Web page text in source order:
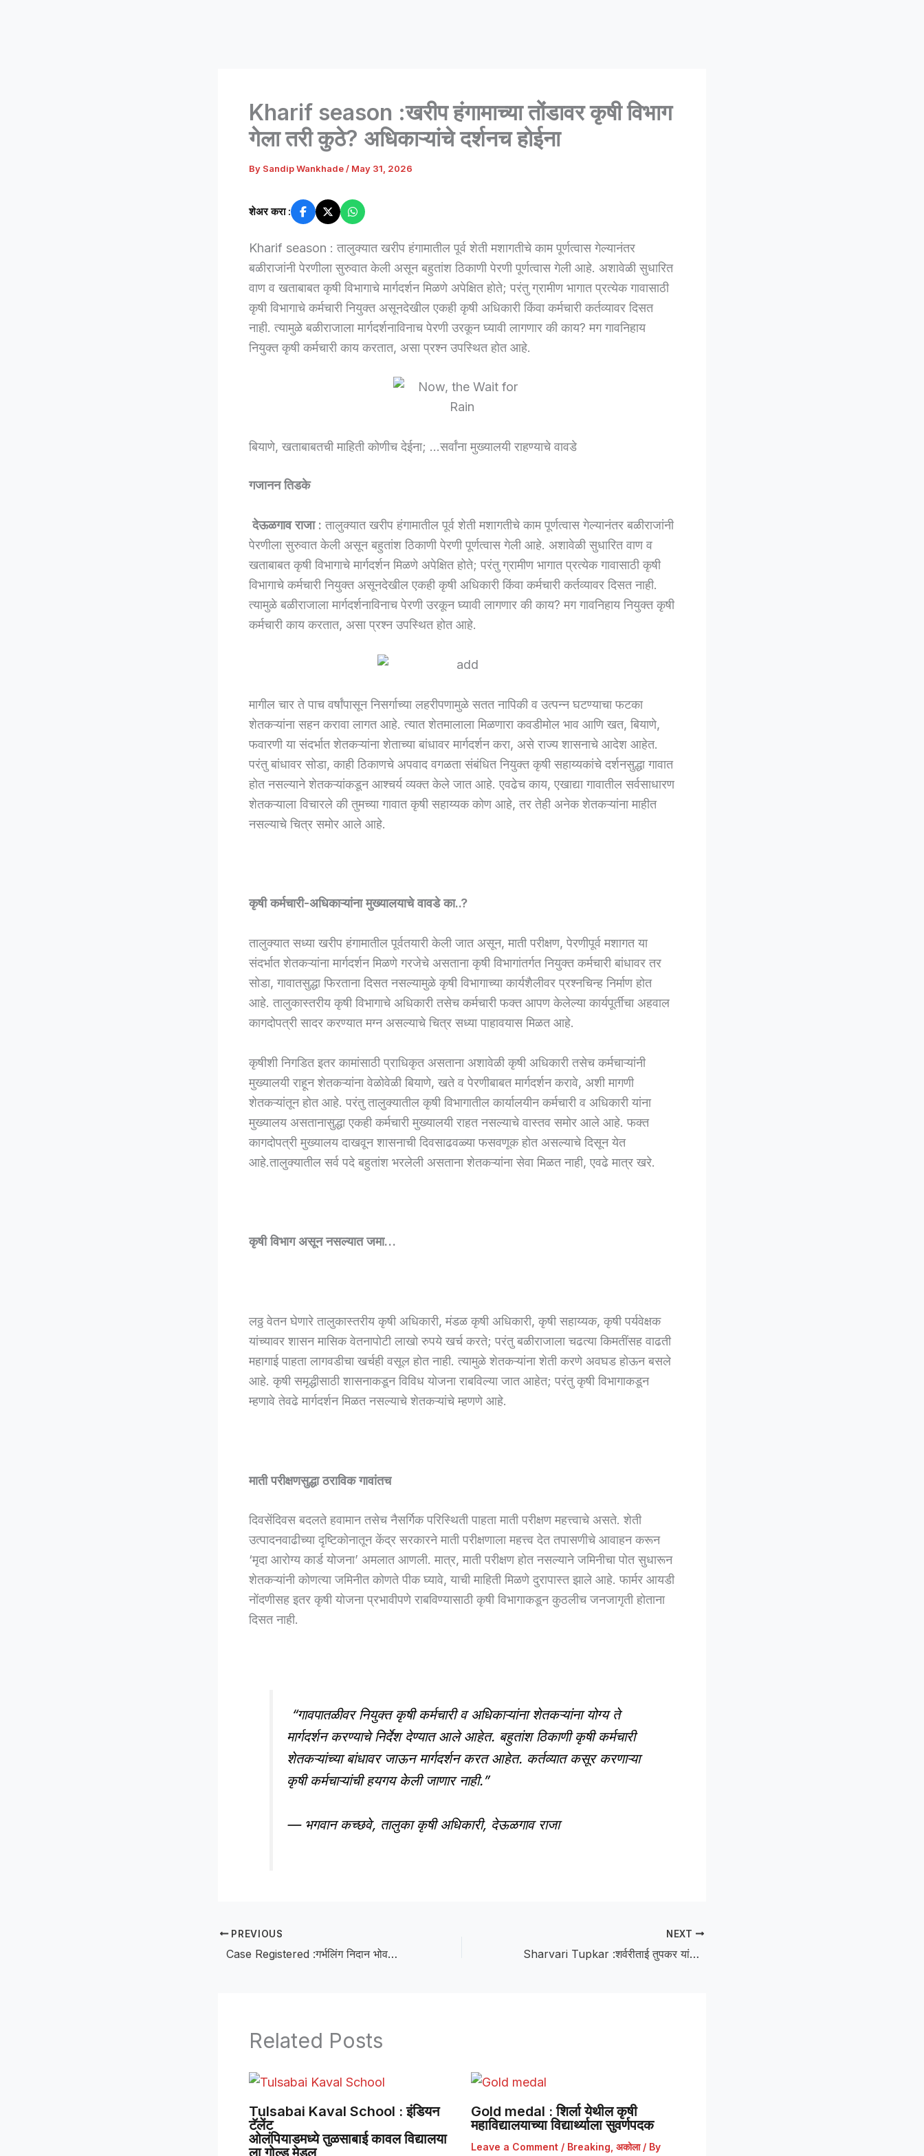
Kharif season :खरीप हंगामाच्या तोंडावर कृषी विभाग
गेला तरी कुठे? अधिकाऱ्यांचे दर्शनच होईना
By Sandip Wankhade / May 31, 2026
शेअर करा :
Kharif season : तालुक्यात खरीप हंगामातील पूर्व शेती मशागतीचे काम पूर्णत्वास गेल्यानंतर
बळीराजांनी पेरणीला सुरुवात केली असून बहुतांश ठिकाणी पेरणी पूर्णत्वास गेली आहे. अशावेळी सुधारित
वाण व खताबाबत कृषी विभागाचे मार्गदर्शन मिळणे अपेक्षित होते; परंतु ग्रामीण भागात प्रत्येक गावासाठी
कृषी विभागाचे कर्मचारी नियुक्त असूनदेखील एकही कृषी अधिकारी किंवा कर्मचारी कर्तव्यावर दिसत
नाही. त्यामुळे बळीराजाला मार्गदर्शनाविनाच पेरणी उरकून घ्यावी लागणार की काय? मग गावनिहाय
नियुक्त कृषी कर्मचारी काय करतात, असा प्रश्न उपस्थित होत आहे.
बियाणे, खताबाबतची माहिती कोणीच देईना; …सर्वांना मुख्यालयी राहण्याचे वावडे
गजानन तिडके
देऊळगाव राजा : तालुक्यात खरीप हंगामातील पूर्व शेती मशागतीचे काम पूर्णत्वास गेल्यानंतर बळीराजांनी
पेरणीला सुरुवात केली असून बहुतांश ठिकाणी पेरणी पूर्णत्वास गेली आहे. अशावेळी सुधारित वाण व
खताबाबत कृषी विभागाचे मार्गदर्शन मिळणे अपेक्षित होते; परंतु ग्रामीण भागात प्रत्येक गावासाठी कृषी
विभागाचे कर्मचारी नियुक्त असूनदेखील एकही कृषी अधिकारी किंवा कर्मचारी कर्तव्यावर दिसत नाही.
त्यामुळे बळीराजाला मार्गदर्शनाविनाच पेरणी उरकून घ्यावी लागणार की काय? मग गावनिहाय नियुक्त कृषी
कर्मचारी काय करतात, असा प्रश्न उपस्थित होत आहे.
मागील चार ते पाच वर्षांपासून निसर्गाच्या लहरीपणामुळे सतत नापिकी व उत्पन्न घटण्याचा फटका
शेतकऱ्यांना सहन करावा लागत आहे. त्यात शेतमालाला मिळणारा कवडीमोल भाव आणि खत, बियाणे,
फवारणी या संदर्भात शेतकऱ्यांना शेताच्या बांधावर मार्गदर्शन करा, असे राज्य शासनाचे आदेश आहेत.
परंतु बांधावर सोडा, काही ठिकाणचे अपवाद वगळता संबंधित नियुक्त कृषी सहाय्यकांचे दर्शनसुद्धा गावात
होत नसल्याने शेतकऱ्यांकडून आश्चर्य व्यक्त केले जात आहे. एवढेच काय, एखाद्या गावातील सर्वसाधारण
शेतकऱ्याला विचारले की तुमच्या गावात कृषी सहाय्यक कोण आहे, तर तेही अनेक शेतकऱ्यांना माहीत
नसल्याचे चित्र समोर आले आहे.
कृषी कर्मचारी-अधिकाऱ्यांना मुख्यालयाचे वावडे का..?
तालुक्यात सध्या खरीप हंगामातील पूर्वतयारी केली जात असून, माती परीक्षण, पेरणीपूर्व मशागत या
संदर्भात शेतकऱ्यांना मार्गदर्शन मिळणे गरजेचे असताना कृषी विभागांतर्गत नियुक्त कर्मचारी बांधावर तर
सोडा, गावातसुद्धा फिरताना दिसत नसल्यामुळे कृषी विभागाच्या कार्यशैलीवर प्रश्नचिन्ह निर्माण होत
आहे. तालुकास्तरीय कृषी विभागाचे अधिकारी तसेच कर्मचारी फक्त आपण केलेल्या कार्यपूर्तीचा अहवाल
कागदोपत्री सादर करण्यात मग्न असल्याचे चित्र सध्या पाहावयास मिळत आहे.
कृषीशी निगडित इतर कामांसाठी प्राधिकृत असताना अशावेळी कृषी अधिकारी तसेच कर्मचाऱ्यांनी
मुख्यालयी राहून शेतकऱ्यांना वेळोवेळी बियाणे, खते व पेरणीबाबत मार्गदर्शन करावे, अशी मागणी
शेतकऱ्यांतून होत आहे. परंतु तालुक्यातील कृषी विभागातील कार्यालयीन कर्मचारी व अधिकारी यांना
मुख्यालय असतानासुद्धा एकही कर्मचारी मुख्यालयी राहत नसल्याचे वास्तव समोर आले आहे. फक्त
कागदोपत्री मुख्यालय दाखवून शासनाची दिवसाढवळ्या फसवणूक होत असल्याचे दिसून येत
आहे.तालुक्यातील सर्व पदे बहुतांश भरलेली असताना शेतकऱ्यांना सेवा मिळत नाही, एवढे मात्र खरे.
कृषी विभाग असून नसल्यात जमा…
लठ्ठ वेतन घेणारे तालुकास्तरीय कृषी अधिकारी, मंडळ कृषी अधिकारी, कृषी सहाय्यक, कृषी पर्यवेक्षक
यांच्यावर शासन मासिक वेतनापोटी लाखो रुपये खर्च करते; परंतु बळीराजाला चढत्या किमतींसह वाढती
महागाई पाहता लागवडीचा खर्चही वसूल होत नाही. त्यामुळे शेतकऱ्यांना शेती करणे अवघड होऊन बसले
आहे. कृषी समृद्धीसाठी शासनाकडून विविध योजना राबविल्या जात आहेत; परंतु कृषी विभागाकडून
म्हणावे तेवढे मार्गदर्शन मिळत नसल्याचे शेतकऱ्यांचे म्हणणे आहे.
माती परीक्षणसुद्धा ठराविक गावांतच
दिवसेंदिवस बदलते हवामान तसेच नैसर्गिक परिस्थिती पाहता माती परीक्षण महत्त्वाचे असते. शेती
उत्पादनवाढीच्या दृष्टिकोनातून केंद्र सरकारने माती परीक्षणाला महत्त्व देत तपासणीचे आवाहन करून
‘मृदा आरोग्य कार्ड योजना’ अमलात आणली. मात्र, माती परीक्षण होत नसल्याने जमिनीचा पोत सुधारून
शेतकऱ्यांनी कोणत्या जमिनीत कोणते पीक घ्यावे, याची माहिती मिळणे दुरापास्त झाले आहे. फार्मर आयडी
नोंदणीसह इतर कृषी योजना प्रभावीपणे राबविण्यासाठी कृषी विभागाकडून कुठलीच जनजागृती होताना
दिसत नाही.
“गावपातळीवर नियुक्त कृषी कर्मचारी व अधिकाऱ्यांना शेतकऱ्यांना योग्य ते
मार्गदर्शन करण्याचे निर्देश देण्यात आले आहेत. बहुतांश ठिकाणी कृषी कर्मचारी
शेतकऱ्यांच्या बांधावर जाऊन मार्गदर्शन करत आहेत. कर्तव्यात कसूर करणाऱ्या
कृषी कर्मचाऱ्यांची हयगय केली जाणार नाही.”
— भगवान कच्छवे, तालुका कृषी अधिकारी, देऊळगाव राजा
PREVIOUS
Case Registered :गर्भलिंग निदान भोवले; मालेगावातील डॉक्टरांसह पाच जणांवर गुन्हा दाखल
NEXT
Sharvari Tupkar :शर्वरीताई तुपकर यांची शिंदी येथे सांत्वनपर भेट; लंबे कुटुंबाला मदतीचे आश्वासन
Related Posts
Tulsabai Kaval School : इंडियन
टॅलेंट
ओलंपियाडमध्ये तुळसाबाई कावल विद्यालया
Gold medal : शिर्ला येथील कृषी
महाविद्यालयाच्या विद्यार्थ्याला सुवर्णपदक
Leave a Comment / Breaking अकोला/ By